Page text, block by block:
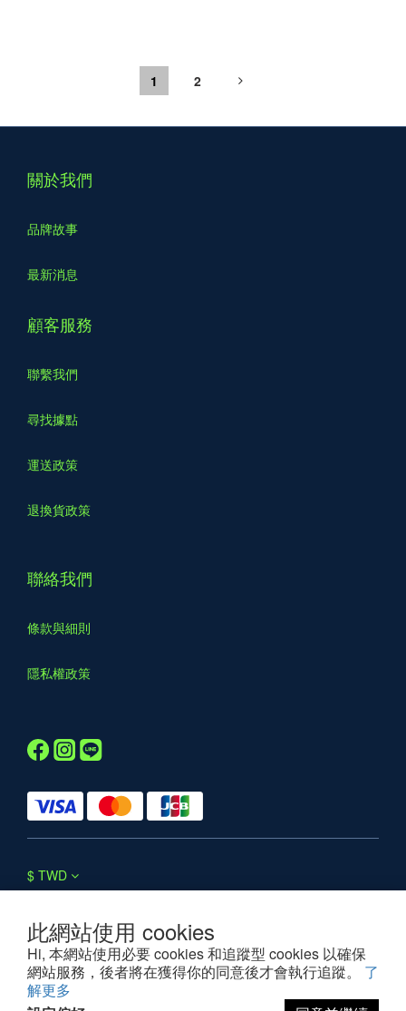
此網站使用 cookies
Hi, 本網站使用必要 cookies 和追蹤型 cookies 以確保
網站服務，後者將在獲得你的同意後才會執行追蹤。 了
解更多
1 2
關於我們
品牌故事
最新消息
顧客服務
聯繫我們
尋找據點
運送政策
退換貨政策
聯絡我們
條款與細則
隱私權政策
$ TWD
©2025 WESOUL. All rights reserved.